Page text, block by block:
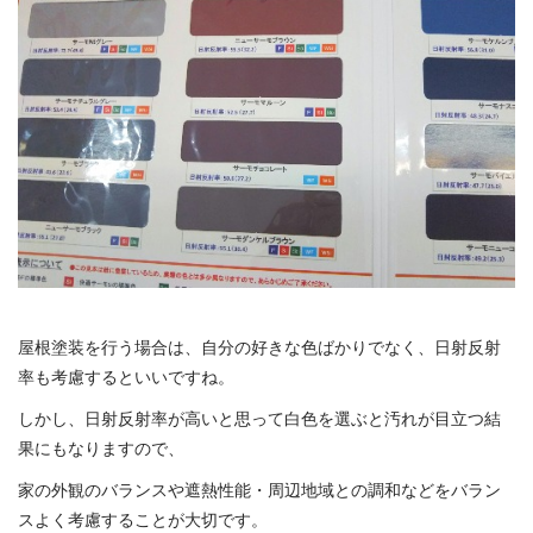
屋根塗装を行う場合は、自分の好きな色ばかりでなく、日射反射
率も考慮するといいですね。
しかし、日射反射率が高いと思って白色を選ぶと汚れが目立つ結
果にもなりますので、
家の外観のバランスや遮熱性能・周辺地域との調和などをバラン
スよく考慮することが大切です。